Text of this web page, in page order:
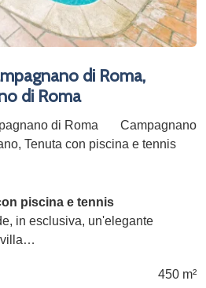
di Roma,
di Roma
di Roma
Campagnano
Tenuta con piscina e tennis
piscina e tennis
in esclusiva, un'elegante
villa…
450 m²